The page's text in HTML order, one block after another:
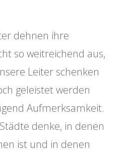
dehnen ihre
so weitreichend aus,
Leiter schenken
geleistet werden
Aufmerksamkeit.
denke, in denen
ist und in denen